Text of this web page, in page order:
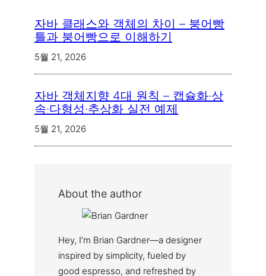
자바 클래스와 객체의 차이 – 붕어빵
틀과 붕어빵으로 이해하기
5월 21, 2026
자바 객체지향 4대 원칙 – 캡슐화·상
속·다형성·추상화 실전 예제
5월 21, 2026
About the author
Hey, I’m Brian Gardner—a designer
inspired by simplicity, fueled by
good espresso, and refreshed by